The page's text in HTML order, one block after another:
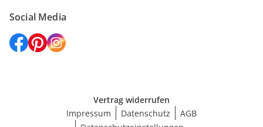
Social Media
Vertrag widerrufen
Impressum
Datenschutz
AGB